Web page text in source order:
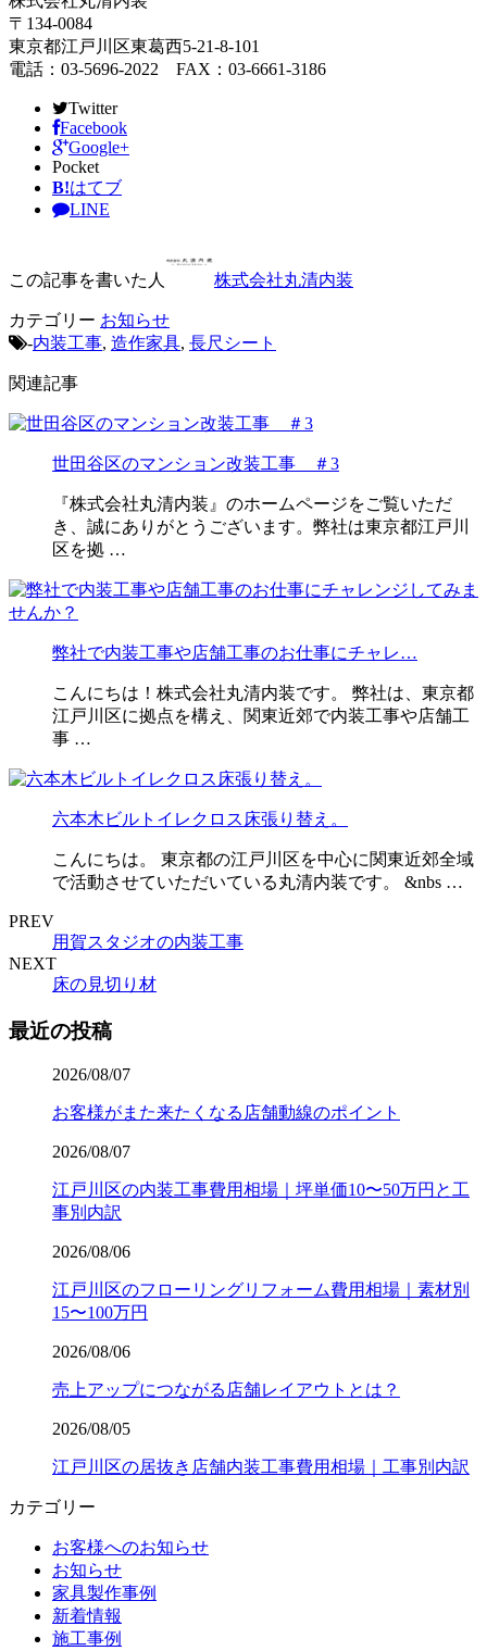
〒134-0084
東京都江戸川区東葛西5-21-8-101
電話：03-5696-2022 FAX：03-6661-3186
Twitter
Facebook
Google+
Pocket
B!はてブ
LINE
この記事を書いた人 株式会社丸清内装
カテゴリー お知らせ
-内装工事, 造作家具, 長尺シート
関連記事
世田谷区のマンション改装工事 ＃3
『株式会社丸清内装』のホームページをご覧いただ
き、誠にありがとうございます。弊社は東京都江戸川
区を拠 …
弊社で内装工事や店舗工事のお仕事にチャレ…
こんにちは！株式会社丸清内装です。 弊社は、東京都
江戸川区に拠点を構え、関東近郊で内装工事や店舗工
事 …
六本木ビルトイレクロス床張り替え。
こんにちは。 東京都の江戸川区を中心に関東近郊全域
で活動させていただいている丸清内装です。 &nbs …
PREV
用賀スタジオの内装工事
NEXT
床の見切り材
最近の投稿
2026/08/07
お客様がまた来たくなる店舗動線のポイント
2026/08/07
江戸川区の内装工事費用相場｜坪単価10〜50万円と工
事別内訳
2026/08/06
江戸川区のフローリングリフォーム費用相場｜素材別
15〜100万円
2026/08/06
売上アップにつながる店舗レイアウトとは？
2026/08/05
江戸川区の居抜き店舗内装工事費用相場｜工事別内訳
カテゴリー
お客様へのお知らせ
お知らせ
家具製作事例
新着情報
施工事例